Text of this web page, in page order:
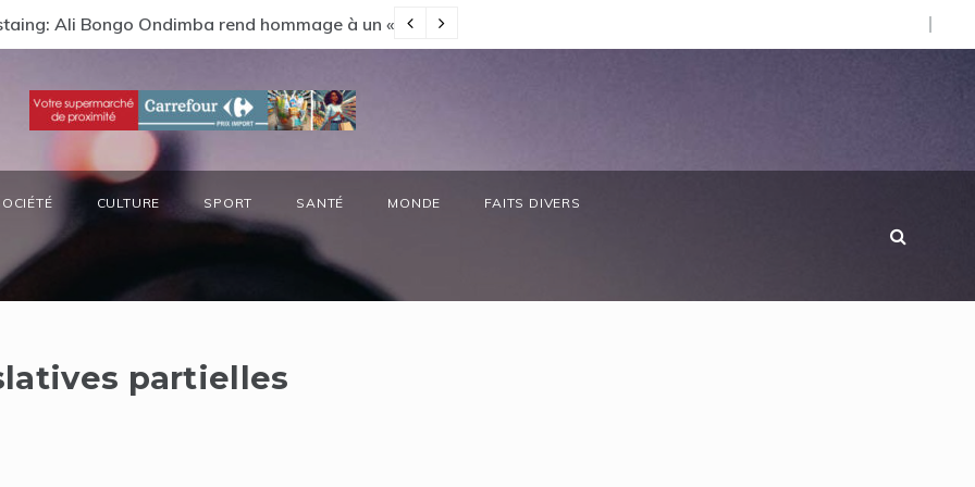
Ali Bongo Ondimba rend hommage à un « passionné d’Afrique »
CULTURE SPORT SANTÉ MONDE FAITS DIVERS
partielles